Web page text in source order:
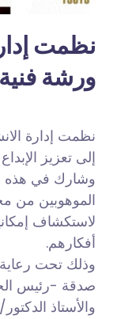
نظمت
ورشة
نظمت إدارة
إلى تعزيز
وشارك في هذه
الموهوبين من
لاستكشاف
أفكارهم.
وذلك تحت رعاية
صدقة -رئيس
والأستاذ